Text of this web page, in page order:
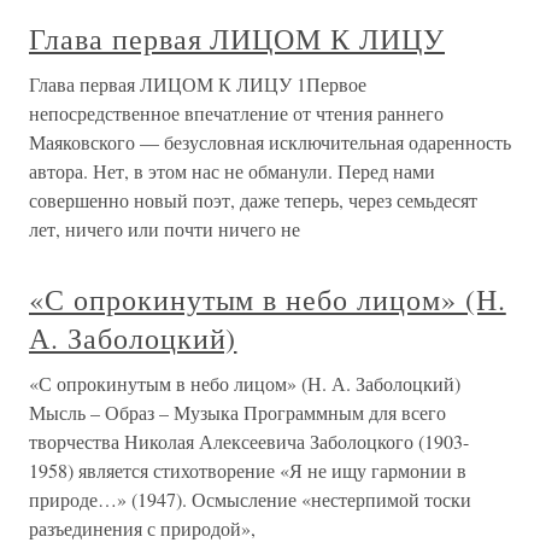
Глава первая ЛИЦОМ К ЛИЦУ
Глава первая ЛИЦОМ К ЛИЦУ 1Первое
непосредственное впечатление от чтения раннего
Маяковского — безусловная исключительная одаренность
автора. Нет, в этом нас не обманули. Перед нами
совершенно новый поэт, даже теперь, через семьдесят
лет, ничего или почти ничего не
«С опрокинутым в небо лицом» (Н.
А. Заболоцкий)
«С опрокинутым в небо лицом» (Н. А. Заболоцкий)
Мысль – Образ – Музыка Программным для всего
творчества Николая Алексеевича Заболоцкого (1903-
1958) является стихотворение «Я не ищу гармонии в
природе…» (1947). Осмысление «нестерпимой тоски
разъединения с природой»,